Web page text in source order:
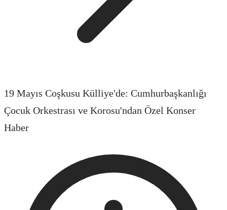
19 Mayıs Coşkusu Külliye'de: Cumhurbaşkanlığı
Çocuk Orkestrası ve Korosu'ndan Özel Konser
Haber